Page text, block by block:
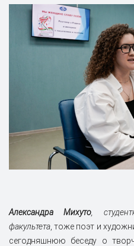
Александра Михуто ,
факультета , тоже поэт и
сегодняшнюю беседу о